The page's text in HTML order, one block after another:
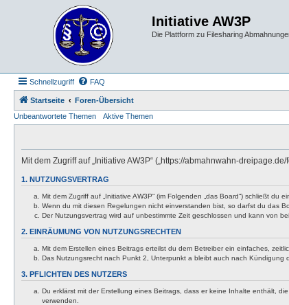
Initiative AW3P
Die Plattform zu Filesharing
Schnellzugriff FAQ
Startseite
Foren-Übersicht
Unbeantwortete Themen
Aktive Themen
Mit dem Zugriff auf „Initiative AW3P“ („https://abmahnwahn-
1. NUTZUNGSVERTRAG
Mit dem Zugriff auf „Initiative AW3P“ (im Folgenden „das Board“) schließt
Wenn du mit diesen Regelungen nicht einverstanden bist, so darfst du das
Der Nutzungsvertrag wird auf unbestimmte Zeit geschlossen und kann von
2. EINRÄUMUNG VON NUTZUNGSRECHTEN
Mit dem Erstellen eines Beitrags erteilst du dem Betreiber ein einfaches,
Das Nutzungsrecht nach Punkt 2, Unterpunkt a bleibt auch nach Kündigung
3. PFLICHTEN DES NUTZERS
Du erklärst mit der Erstellung eines Beitrags, dass er keine Inhalte enthält,
verwenden.